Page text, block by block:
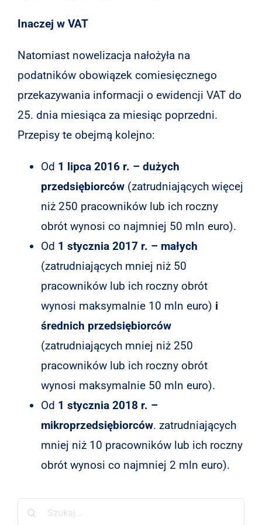
Inaczej w VAT
Natomiast nowelizacja nałożyła na
podatników obowiązek comiesięcznego
przekazywania informacji o ewidencji VAT do
25. dnia miesiąca za miesiąc poprzedni.
Przepisy te obejmą kolejno:
Od 1 lipca 2016 r. – dużych
przedsiębiorców(zatrudniających więcej
niż 250 pracowników lub ich roczny
obrót wynosi co najmniej 50 mln euro).
Od 1 stycznia 2017 r. – małych
(zatrudniających mniej niż 50
pracowników lub ich roczny obrót
wynosi maksymalnie 10 mln euro) i
średnich przedsiębiorców
(zatrudniających mniej niż 250
pracowników lub ich roczny obrót
wynosi maksymalnie 50 mln euro).
Od 1 stycznia 2018 r. –
mikroprzedsiębiorców. zatrudniających
mniej niż 10 pracowników lub ich roczny
obrót wynosi co najmniej 2 mln euro).
Szukaj